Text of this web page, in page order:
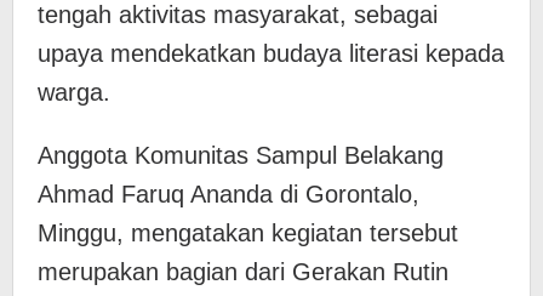
tengah aktivitas masyarakat, sebagai
upaya mendekatkan budaya literasi kepada
warga.
Anggota Komunitas Sampul Belakang
Ahmad Faruq Ananda di Gorontalo,
Minggu, mengatakan kegiatan tersebut
merupakan bagian dari Gerakan Rutin